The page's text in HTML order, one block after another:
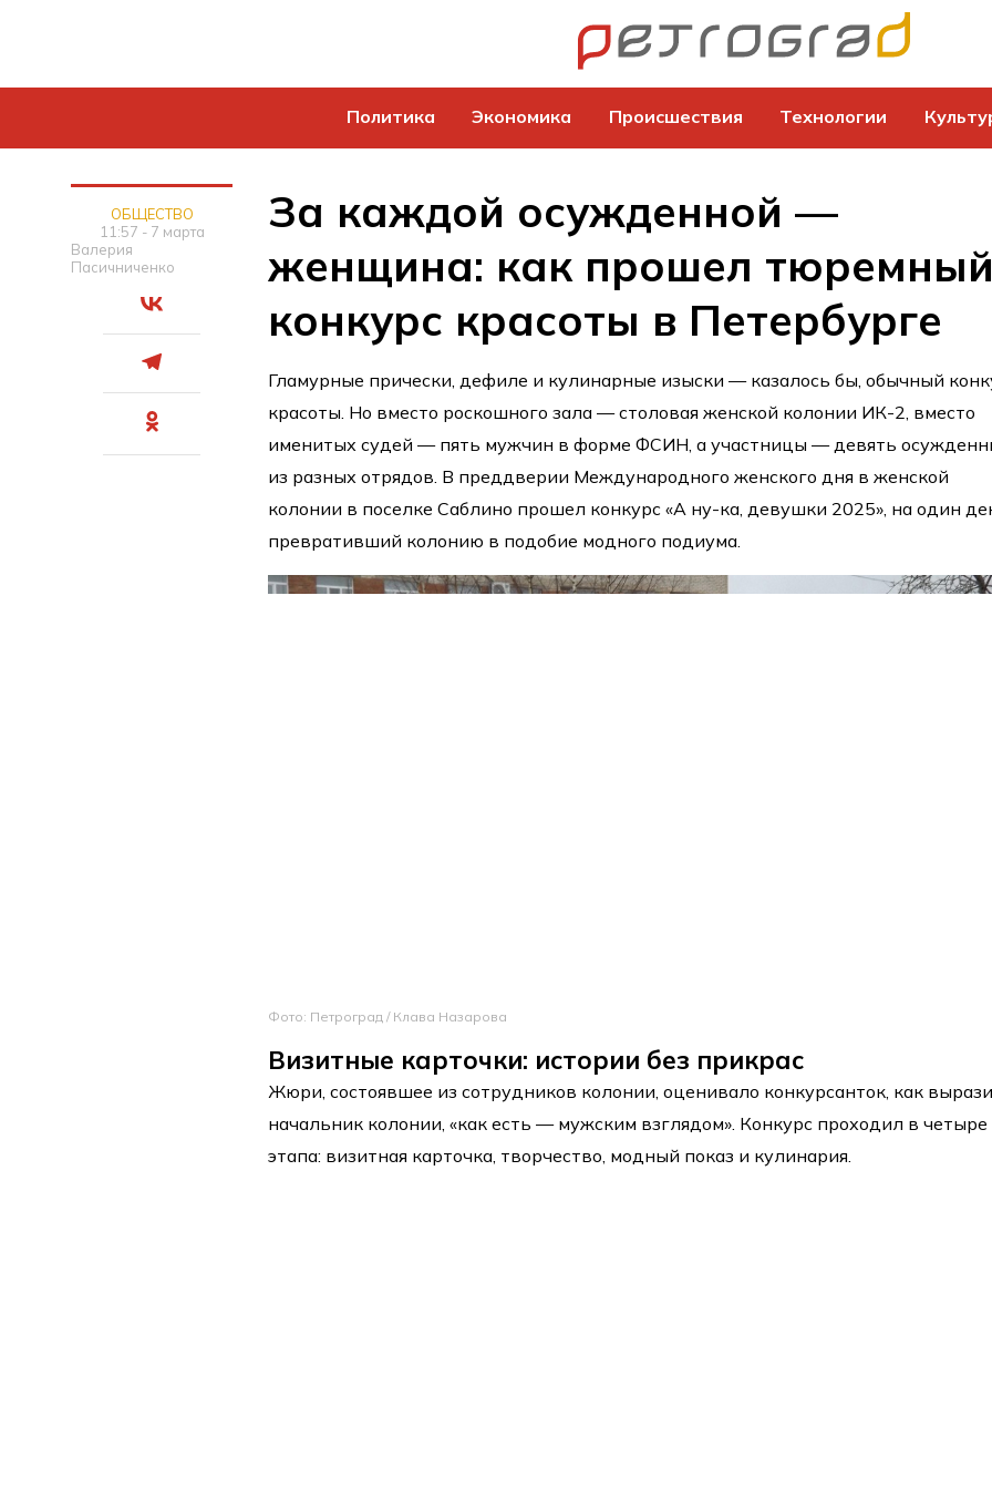
Политика Экономика Происшествия Технологии
ОБЩЕСТВО
11:57 - 7 марта
Валерия
Пасичниченко
За каждой осужденной —
женщина: как прошел
конкурс красоты в Петербурге
Гламурные прически, дефиле и кулинарные изыски — казалось бы, обычный
красоты. Но вместо роскошного зала — столовая женской колонии ИК-2, вместо
именитых судей — пять мужчин в форме ФСИН, а участницы — девять
из разных отрядов. В преддверии Международного женского дня в женской
колонии в поселке Саблино прошел конкурс «А ну-ка, девушки 2025», на один
превративший колонию в подобие модного подиума.
Фото: Петроград / Клава Назарова
Визитные карточки: истории без прикрас
Жюри, состоявшее из сотрудников колонии, оценивало конкурсанток, как
начальник колонии, «как есть — мужским взглядом». Конкурс проходил в четыре
этапа: визитная карточка, творчество, модный показ и кулинария.